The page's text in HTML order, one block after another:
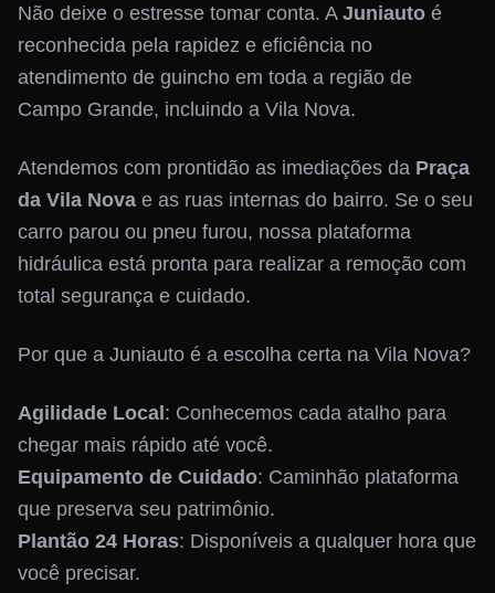
Não deixe o estresse tomar conta. A Juniauto é
reconhecida pela rapidez e eficiência no
atendimento de guincho em toda a região de
Campo Grande, incluindo a Vila Nova.
Atendemos com prontidão as imediações da Praça
da Vila Nova e as ruas internas do bairro. Se o seu
carro parou ou pneu furou, nossa plataforma
hidráulica está pronta para realizar a remoção com
total segurança e cuidado.
Por que a Juniauto é a escolha certa na Vila Nova?
Agilidade Local: Conhecemos cada atalho para
chegar mais rápido até você.
Equipamento de Cuidado: Caminhão plataforma
que preserva seu patrimônio.
Plantão 24 Horas: Disponíveis a qualquer hora que
você precisar.